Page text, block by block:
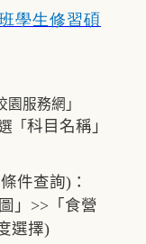
學生修習碩
園服務網」
「 科目名稱」
件查詢)：
」>>「食營
選擇)